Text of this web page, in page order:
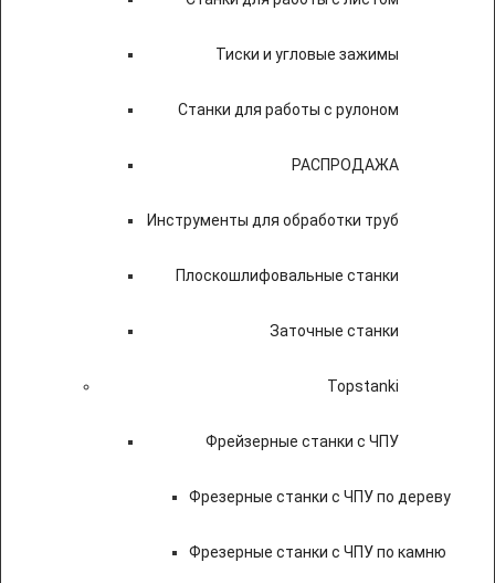
Тиски и угловые зажимы
Станки для работы с рулоном
РАСПРОДАЖА
Инструменты для обработки труб
Плоскошлифовальные станки
Заточные станки
Topstanki
Фрейзерные станки с ЧПУ
Фрезерные станки с ЧПУ по дереву
Фрезерные станки с ЧПУ по камню